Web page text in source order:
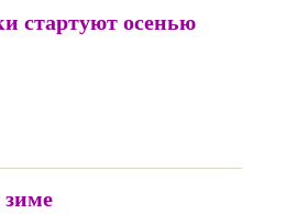
стартуют осенью
зиме